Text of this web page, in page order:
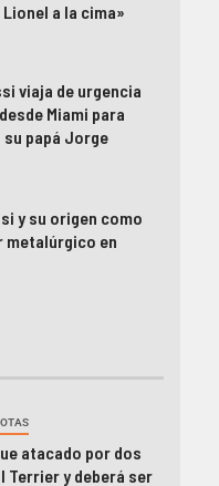
a la cima»
viaja de urgencia
Miami para
su papá Jorge
y su origen como
metalúrgico en
atacado por dos
Terrier y deberá ser